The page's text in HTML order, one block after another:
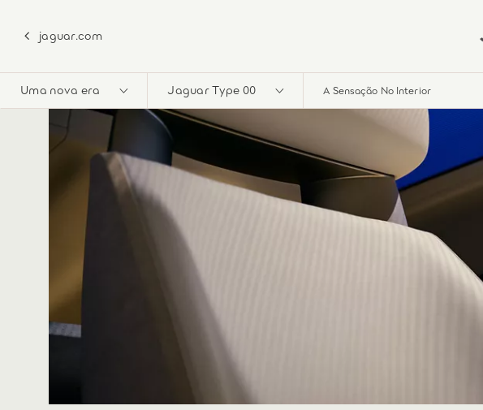
jaguar.com
Uma nova era Jaguar Type 00 A Sensação No Interior